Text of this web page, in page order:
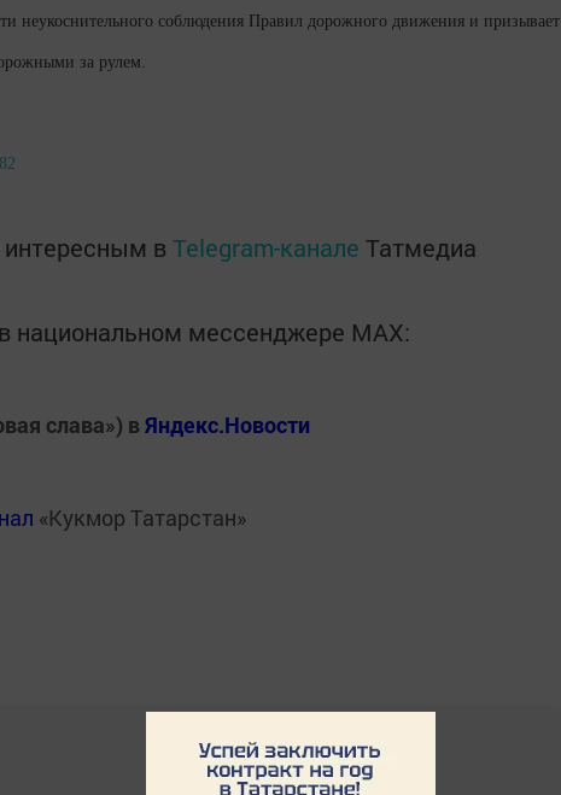
неукоснительного соблюдения Правил дорожного движения и призывает
за рулем.
в Telegram-канале Татмедиа
национальном мессенджере MАХ:
слава») вЯндекс.Новости
«Кукмор Татарстан»